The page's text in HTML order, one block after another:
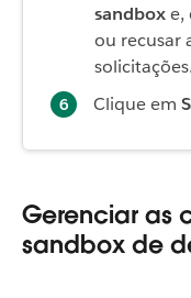
sandboxe,
ou recusar
solicitações.
Clique em
Gerenciar as
sandbox de